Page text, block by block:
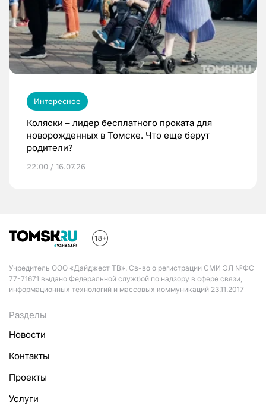
Интересное
Коляски – лидер бесплатного проката для
новорожденных в Томске. Что еще берут
родители?
22:00 / 16.07.26
Учредитель ООО «Дайджест ТВ». Св-во о регистрации СМИ ЭЛ №ФС
77-71671 выдано Федеральной службой по надзору в сфере связи,
информационных технологий и массовых коммуникаций 23.11.2017
Разделы
Новости
Контакты
Проекты
Услуги